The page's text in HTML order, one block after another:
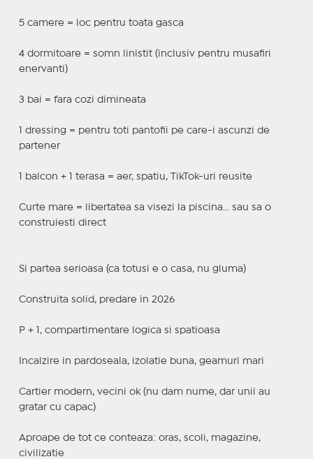
5 camere = loc pentru toata gasca
4 dormitoare = somn linistit (inclusiv pentru musafiri
enervanti)
3 bai = fara cozi dimineata
1 dressing = pentru toti pantofii pe care-i ascunzi de
partener
1 balcon + 1 terasa = aer, spatiu, TikTok-uri reusite
Curte mare = libertatea sa visezi la piscina... sau sa o
construiesti direct
Si partea serioasa (ca totusi e o casa, nu gluma)
Construita solid, predare in 2026
P + 1, compartimentare logica si spatioasa
Incalzire in pardoseala, izolatie buna, geamuri mari
Cartier modern, vecini ok (nu dam nume, dar unii au
gratar cu capac)
Aproape de tot ce conteaza: oras, scoli, magazine,
civilizatie